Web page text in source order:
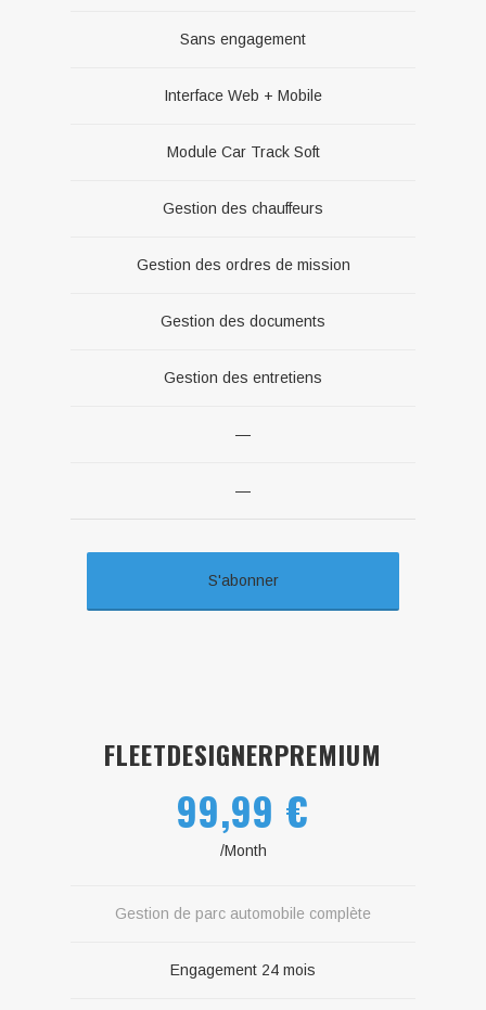
Sans engagement
Interface Web + Mobile
Module Car Track Soft
Gestion des chauffeurs
Gestion des ordres de mission
Gestion des documents
Gestion des entretiens
—
—
S'abonner
FLEETDESIGNERPREMIUM
99,99 €
/Month
Gestion de parc automobile complète
Engagement 24 mois